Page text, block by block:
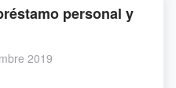
personal y
2019